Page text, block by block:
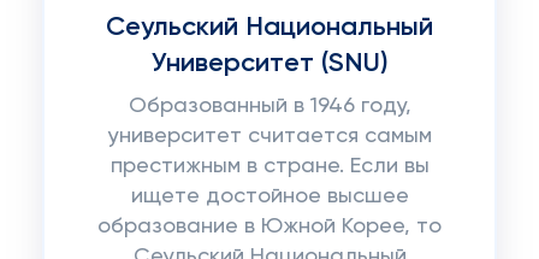
Сеульский Национальный
Университет (SNU)
Образованный в 1946 году,
университет считается самым
престижным в стране. Если вы
ищете достойное высшее
образование в Южной Корее, то